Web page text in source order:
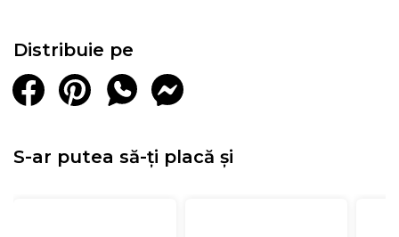
Distribuie pe
S-ar putea să-ți placă și